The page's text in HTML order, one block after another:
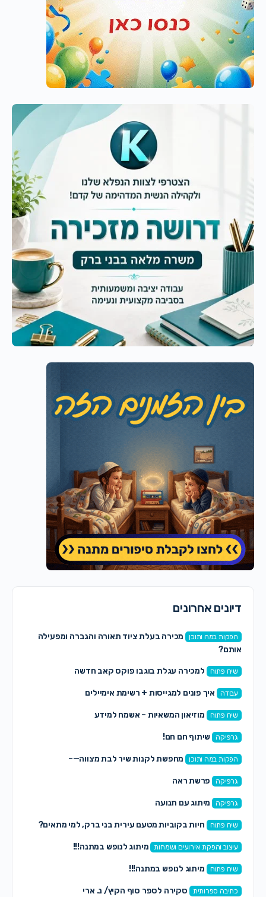
דיונים אחרונים
הפקות במה ותוכן
מכירה בעלת ציוד תאורה והגברה ומפעילה
אותם?
שיח פתוח למכירה עגלת בוגבו פוקס קאב חדשה
עבודה איך פונים למגייסות + רשימת אימיילים
שיח פתוח מוזיאון המשאיות – אשמח למידע
גרפיקה שיתוף חם חם!
הפקות במה ותוכן מחפשת לקנות שיר לבת מצווה—–
גרפיקה פרשת ראה
גרפיקה מיתוג עם תנועה
שיח פתוח חיות בקוביות מטעם עירית בני ברק, למי מתאים?
עיצוב והפקת אירועים ושמחות מיתוג לנופש במתנה!!!
שיח פתוח מיתוג לנופש במתנה!!!
כתיבה ספרותית סקירה לספר סוף הקיץ/ נ. ארי